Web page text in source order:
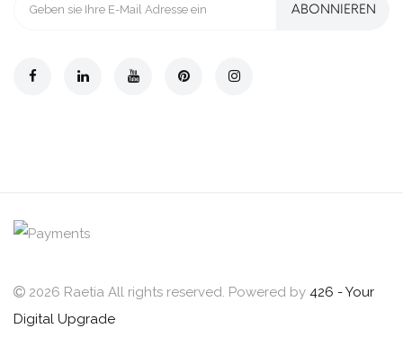
ABONNIEREN
2026 Raetia All rights reserved. Powered by 426 - Your
Digital Upgrade